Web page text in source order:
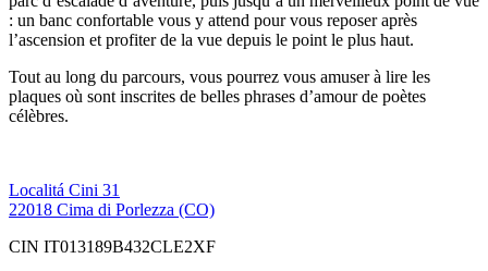
: un banc confortable vous y attend pour vous reposer après
l’ascension et profiter de la vue depuis le point le plus haut.
Tout au long du parcours, vous pourrez vous amuser à lire les
plaques où sont inscrites de belles phrases d’amour de poètes
célèbres.
Localitá Cini 31
22018 Cima di Porlezza (CO)
CIN IT013189B432CLE2XF